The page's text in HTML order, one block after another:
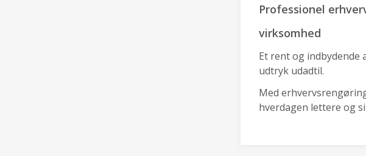
Professionel
virksomhed
Et rent og indbydende
udtryk udadtil.
Med
hverdagen lettere og